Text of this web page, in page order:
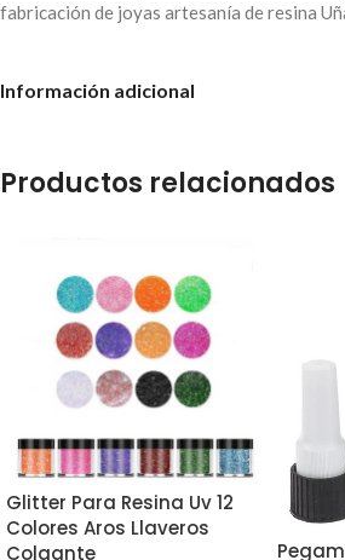
fabricación de joyas artesanía de resina
Información adicional
Productos relacionados
Glitter Para Resina Uv 12
Colores Aros Llaveros
Colgante